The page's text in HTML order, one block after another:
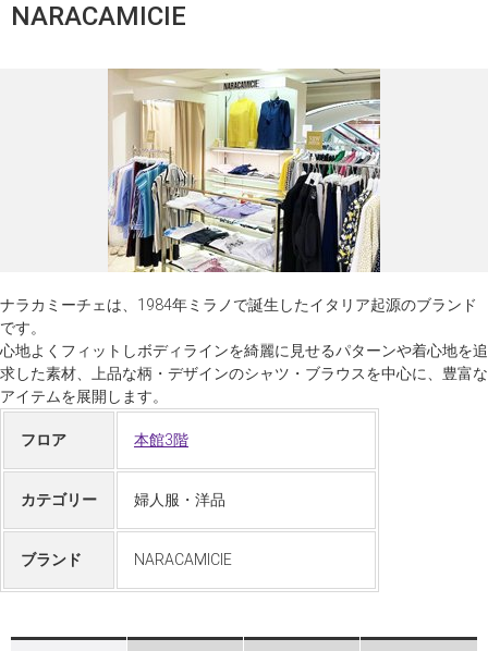
NARACAMICIE
ナラカミーチェは、1984年ミラノで誕生したイタリア起源のブランド
です。
心地よくフィットしボディラインを綺麗に見せるパターンや着心地を追
求した素材、上品な柄・デザインのシャツ・ブラウスを中心に、豊富な
アイテムを展開します。
フロア 本館3階
カテゴリー 婦人服・洋品
ブランド NARACAMICIE